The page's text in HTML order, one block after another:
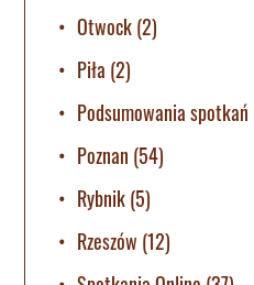
Otwock(2)
Piła (2)
Podsumowania spotkań
Poznan (54)
Rybnik(5)
Rzeszów (12)